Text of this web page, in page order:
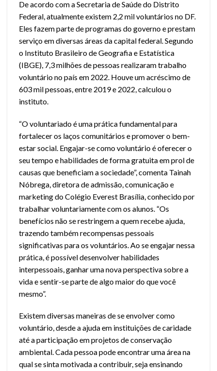
De acordo com a Secretaria de Saúde do Distrito
Federal, atualmente existem 2,2 mil voluntários no DF.
Eles fazem parte de programas do governo e prestam
serviço em diversas áreas da capital federal. Segundo
o Instituto Brasileiro de Geografia e Estatística
(IBGE), 7,3 milhões de pessoas realizaram trabalho
voluntário no país em 2022. Houve um acréscimo de
603 mil pessoas, entre 2019 e 2022, calculou o
instituto.
“O voluntariado é uma prática fundamental para
fortalecer os laços comunitários e promover o bem-
estar social. Engajar-se como voluntário é oferecer o
seu tempo e habilidades de forma gratuita em prol de
causas que beneficiam a sociedade”, comenta Tainah
Nóbrega, diretora de admissão, comunicação e
marketing do Colégio Everest Brasília, conhecido por
trabalhar voluntariamente com os alunos. “Os
benefícios não se restringem a quem recebe ajuda,
trazendo também recompensas pessoais
significativas para os voluntários. Ao se engajar nessa
prática, é possível desenvolver habilidades
interpessoais, ganhar uma nova perspectiva sobre a
vida e sentir-se parte de algo maior do que você
mesmo”.
Existem diversas maneiras de se envolver como
voluntário, desde a ajuda em instituições de caridade
até a participação em projetos de conservação
ambiental. Cada pessoa pode encontrar uma área na
qual se sinta motivada a contribuir, seja ensinando